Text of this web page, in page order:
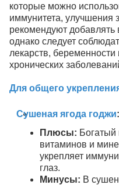
которые можно
иммунитета, улучшения
рекомендуют добавлять
однако следует
лекарств,
хронических
Для общего
Сушеная ягода годжи:
Плюсы: Богатый
витаминов и
укрепляет
глаз.
Минусы: В